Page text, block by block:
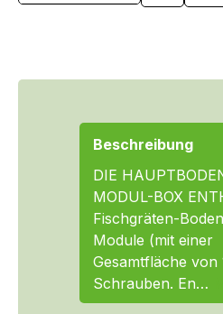
Beschreibung
DIE
MODUL-BOX
Fischgräten-
Module (mit einer
Gesamtfläche von
Schrauben. En…